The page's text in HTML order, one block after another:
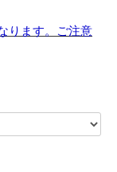
ります。ご注意